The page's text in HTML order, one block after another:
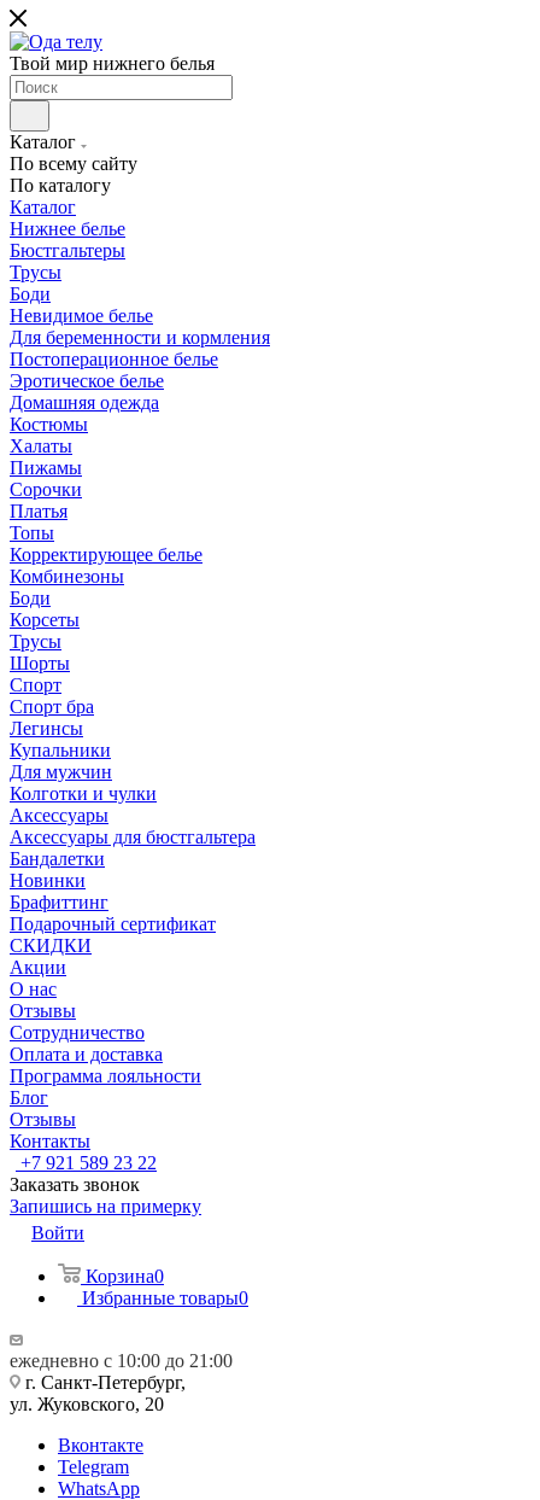
Твой мир нижнего белья
Каталог
По всему сайту
По каталогу
Каталог
Нижнее белье
Бюстгальтеры
Трусы
Боди
Невидимое белье
Для беременности и кормления
Постоперационное белье
Эротическое белье
Домашняя одежда
Костюмы
Халаты
Пижамы
Сорочки
Платья
Топы
Корректирующее белье
Комбинезоны
Боди
Корсеты
Трусы
Шорты
Спорт
Спорт бра
Легинсы
Купальники
Для мужчин
Колготки и чулки
Аксессуары
Аксессуары для бюстгальтера
Бандалетки
Новинки
Брафиттинг
Подарочный сертификат
СКИДКИ
Акции
О нас
Отзывы
Сотрудничество
Оплата и доставка
Программа лояльности
Блог
Отзывы
Контакты
+7 921 589 23 22
Заказать звонок
Запишись на примерку
Войти
Корзина0
Избранные товары0
ежедневно с 10:00 до 21:00
г. Санкт-Петербург,
ул. Жуковского, 20
Вконтакте
Telegram
WhatsApp